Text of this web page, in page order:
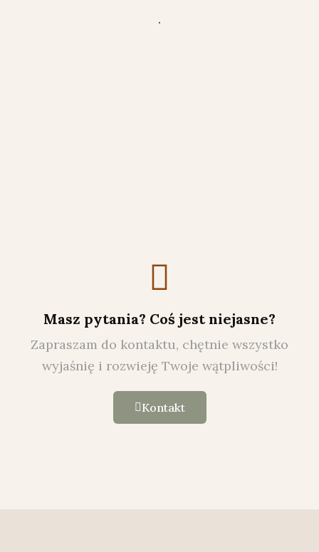
.
Masz pytania? Coś jest niejasne?
Zapraszam do kontaktu, chętnie wszystko
wyjaśnię i rozwieję Twoje wątpliwości!
Kontakt